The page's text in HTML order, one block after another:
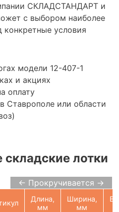
СКЛАДСТАНДАРТ и
с выбором наиболее
условия
модели 12-407-1
и акциях
оплату
Ставрополе или области
лотки
← Прокручивается →
Длина,
мм
Ширина,
мм